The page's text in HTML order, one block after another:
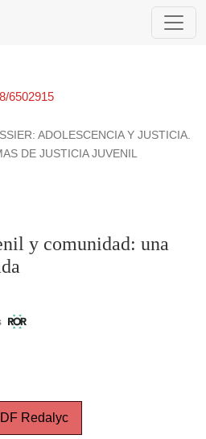
una relación (im)pensada
ADOLESCENCIA Y JUSTICIA.
DE JUSTICIA JUVENIL
y comunidad: una
6502915
Redalyc